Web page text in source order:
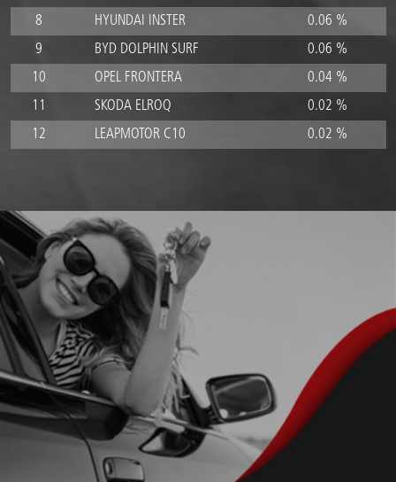
8 HYUNDAI INSTER 0.06 %
9 BYD DOLPHIN SURF 0.06 %
10 OPEL FRONTERA 0.04 %
11 SKODA ELROQ 0.02 %
12 LEAPMOTOR C10 0.02 %